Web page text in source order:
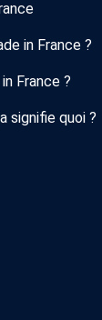
in France ?
France ?
signifie quoi ?